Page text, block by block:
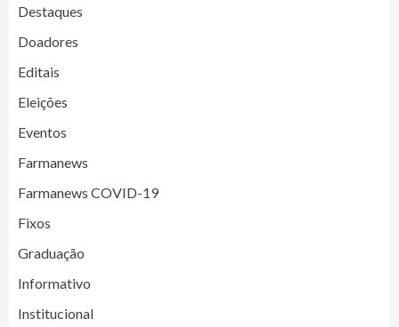
Destaques
Doadores
Editais
Eleições
Eventos
Farmanews
Farmanews COVID-19
Fixos
Graduação
Informativo
Institucional